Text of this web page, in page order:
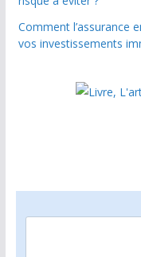
Comment l’assurance
vos investissements